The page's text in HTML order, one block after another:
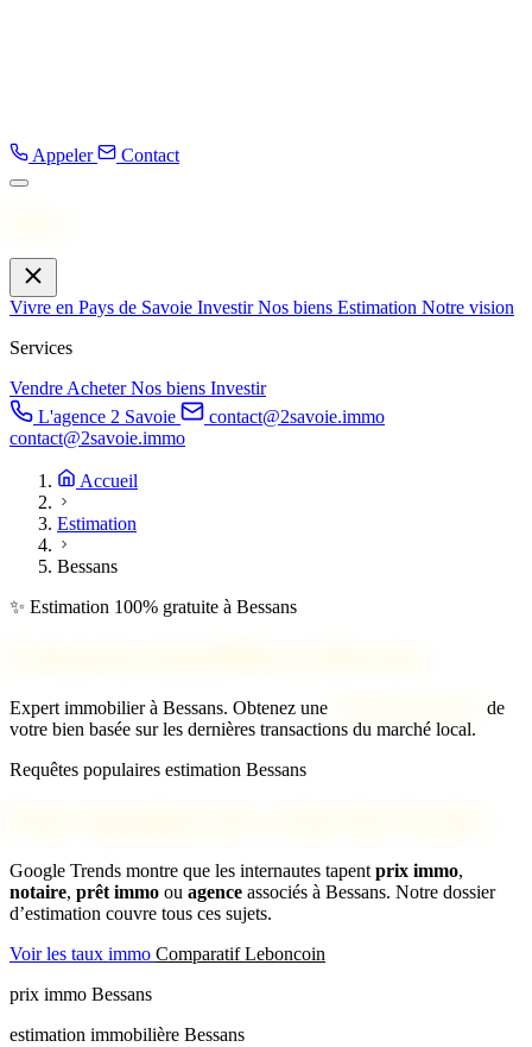
Appeler Contact
Vivre en Pays de Savoie InvestirNos biens Estimation Notre vision
Services
VendreAcheterNos biens Investir
L'agence 2 Savoie
contact@2savoie.immo
contact@2savoie.immo
Accueil
Estimation
Bessans
✨ Estimation 100% gratuite à Bessans
Expert immobilier à Bessans. Obtenez une
de
votre bien basée sur les dernières transactions du marché local.
Requêtes populaires estimation Bessans
Google Trends montre que les internautes tapent prix immo,
notaire, prêt immo ou agence associés à Bessans. Notre dossier
d’estimation couvre tous ces sujets.
Voir les taux immo Comparatif Leboncoin
prix immo Bessans
estimation immobilière Bessans